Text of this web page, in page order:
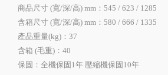
商品尺寸 (寬/深/高) mm：545 / 623 / 1285
含箱尺寸 (寬/深/高) mm：580 / 666 / 1335
產品重量(kg)：37
含箱 (毛重)：40
保固：全機保固1年 壓縮機保固10年